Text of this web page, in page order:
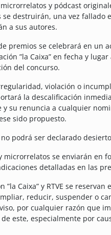
y pódcast
se destruirán, una vez fallado
a sus autores.
premios se celebrará en un
”la Caixa” en fecha y
del concurso.
violación o
la descalificación
y su renuncia a cualquier
sido propuesto.
podrá ser declarado
microrrelatos se enviarán en
detalladas en las
”la Caixa” y RTVE se reservan
reducir, suspender o
por cualquier razón que
este, especialmente por